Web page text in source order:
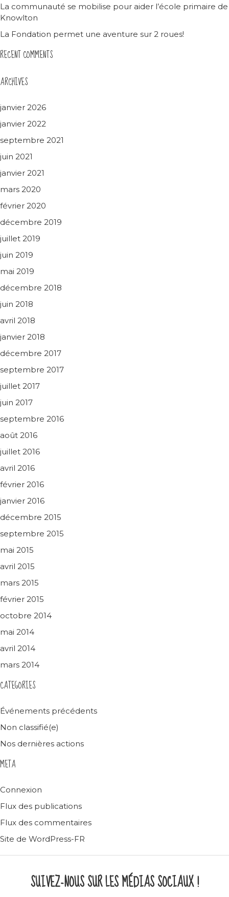
La communauté se mobilise pour aider l’école primaire de
Knowlton
La Fondation permet une aventure sur 2 roues!
RECENT COMMENTS
ARCHIVES
janvier 2026
janvier 2022
septembre 2021
juin 2021
janvier 2021
mars 2020
février 2020
décembre 2019
juillet 2019
juin 2019
mai 2019
décembre 2018
juin 2018
avril 2018
janvier 2018
décembre 2017
septembre 2017
juillet 2017
juin 2017
septembre 2016
août 2016
juillet 2016
avril 2016
février 2016
janvier 2016
décembre 2015
septembre 2015
mai 2015
avril 2015
mars 2015
février 2015
octobre 2014
mai 2014
avril 2014
mars 2014
CATEGORIES
Événements précédents
Non classifié(e)
Nos dernières actions
META
Connexion
Flux des publications
Flux des commentaires
Site de WordPress-FR
SUIVEZ-NOUS SUR LES MÉDIAS SOCIAUX !